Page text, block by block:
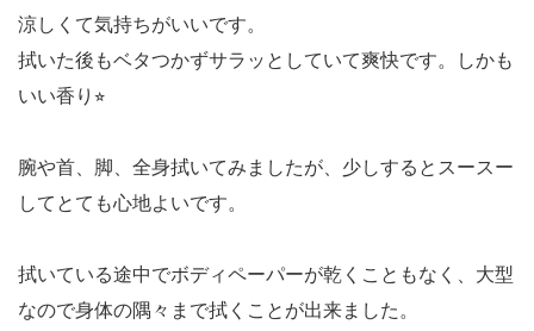
涼しくて気持ちがいいです。
拭いた後もベタつかずサラッとしていて爽快です。しかも
いい香り⭐︎
腕や首、脚、全身拭いてみましたが、少しするとスースー
してとても心地よいです。
拭いている途中でボディペーパーが乾くこともなく、大型
なので身体の隅々まで拭くことが出来ました。